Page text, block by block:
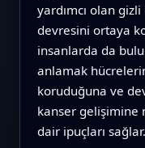
yardımcı olan
devresini ortaya
insanlarda da
anlamak hücrelerin
koruduğuna ve
kanser gelişimine
dair ipuçları sağlar.